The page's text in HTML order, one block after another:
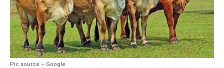
Pic source – Google